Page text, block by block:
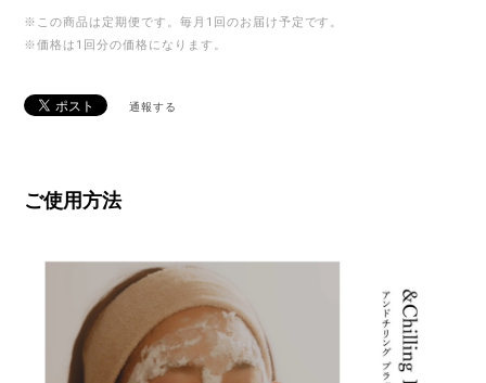
※この商品は定期便です。毎月1回のお届け予定です。
※価格は1回分の価格になります。
通報する
ご使用方法